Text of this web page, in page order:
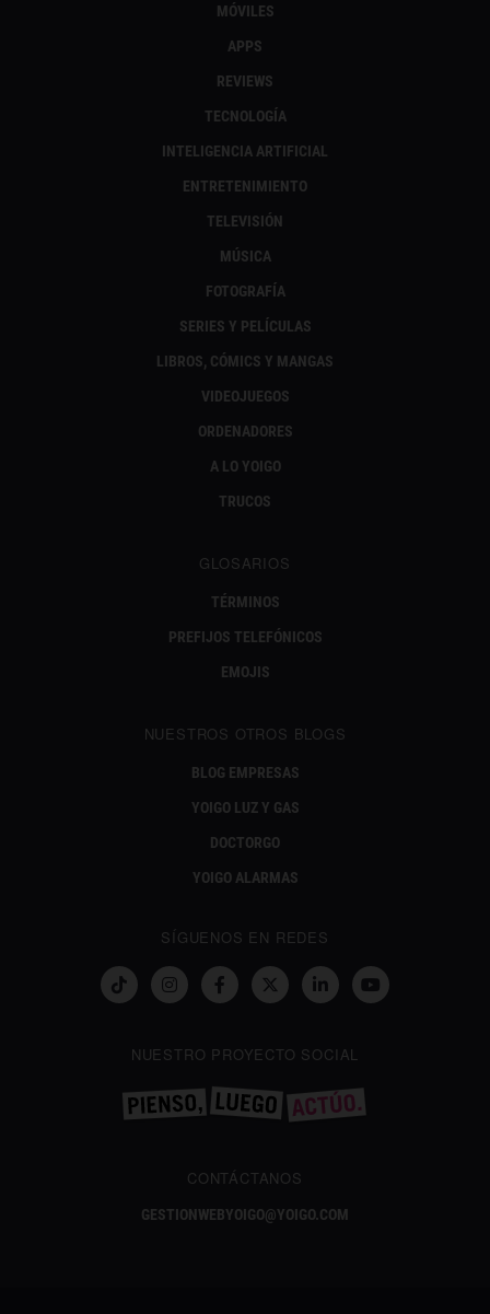
MÓVILES
APPS
REVIEWS
TECNOLOGÍA
INTELIGENCIA ARTIFICIAL
ENTRETENIMIENTO
TELEVISIÓN
MÚSICA
FOTOGRAFÍA
SERIES Y PELÍCULAS
LIBROS, CÓMICS Y MANGAS
VIDEOJUEGOS
ORDENADORES
A LO YOIGO
TRUCOS
GLOSARIOS
TÉRMINOS
PREFIJOS TELEFÓNICOS
EMOJIS
NUESTROS OTROS BLOGS
BLOG EMPRESAS
YOIGO LUZ Y GAS
DOCTORGO
YOIGO ALARMAS
SÍGUENOS EN REDES
NUESTRO PROYECTO SOCIAL
CONTÁCTANOS
GESTIONWEBYOIGO@YOIGO.COM